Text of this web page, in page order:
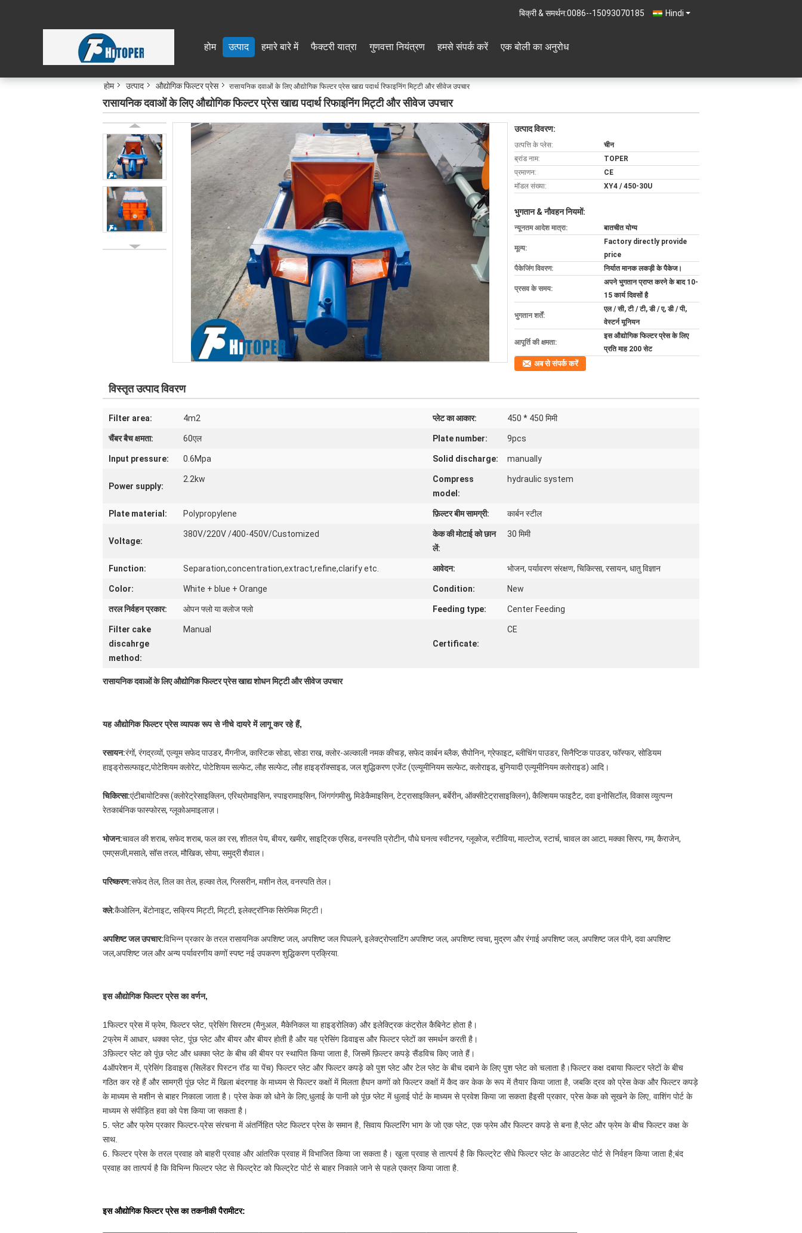
Hindi
बिक्री & समर्थन:0086--15093070185
होम उत्पाद हमारे बारे में फैक्टरी यात्रा गुणवत्ता नियंत्रण हमसे संपर्क करें एक बोली का अनुरोध
होम उत्पाद औद्योगिक फिल्टर प्रेस रासायनिक दवाओं के लिए औद्योगिक फिल्टर प्रेस खाद्य पदार्थ रिफाइनिंग मिट्टी और सीवेज उपचार
रासायनिक दवाओं के लिए औद्योगिक फिल्टर प्रेस खाद्य पदार्थ रिफाइनिंग मिट्टी और सीवेज उपचार
उत्पाद विवरण:
उत्पत्ति के प्लेस:
चीन
ब्रांड नाम:
TOPER
प्रमाणन:
CE
मॉडल संख्या:
XY4 / 450-30U
भुगतान & नौवहन नियमों:
न्यूनतम आदेश मात्रा: बातचीत योग्य
मूल्य:
Factory directly provide
price
पैकेजिंग विवरण:
निर्यात मानक लकड़ी के पैकेज।
प्रसव के समय:
अपने भुगतान प्राप्त करने के बाद 10-
15 कार्य दिवसों है
भुगतान शर्तें:
एल / सी, टी / टी, डी / ए, डी / पी,
वेस्टर्न यूनियन
आपूर्ति की क्षमता:
इस औद्योगिक फिल्टर प्रेस के लिए
प्रति माह 200 सेट
अब से संपर्क करें
विस्तृत उत्पाद विवरण
Filter area: 4m2 प्लेट का आकार: 450 * 450 मिमी
चैंबर बैच क्षमता: 60एल Plate number: 9pcs
Input pressure: 0.6Mpa Solid discharge: manually
Power supply:
2.2kw
Compress
model:
hydraulic system
Plate material: Polypropylene फ़िल्टर बीम सामग्री: कार्बन स्टील
Voltage:
380V/220V /400-450V/Customized
केक की मोटाई को छान
लें:
30 मिमी
Function: Separation,concentration,extract,refine,clarify etc. आवेदन: भोजन, पर्यावरण संरक्षण, चिकित्सा, रसायन, धातु विज्ञान
Color: White + blue + Orange Condition: New
तरल निर्वहन प्रकार: ओपन फ्लो या क्लोज फ्लो Feeding type: Center Feeding
Filter cake
discahrge
method:
Manual
Certificate:
CE
रासायनिक दवाओं के लिए औद्योगिक फिल्टर प्रेस खाद्य शोधन मिट्टी और सीवेज उपचार
यह औद्योगिक फिल्टर प्रेस व्यापक रूप से नीचे दायरे में लागू कर रहे हैं,
रसायन:रंगों, रंगद्रव्यों, एल्यूम सफेद पाउडर, मैंगनीज, कास्टिक सोडा, सोडा राख, क्लोर-अल्काली नमक कीचड़, सफेद कार्बन ब्लैक, सैपोनिन, ग्रेफाइट, ब्लीचिंग पाउडर, सिनैप्टिक पाउडर, फॉस्फर, सोडियम
हाइड्रोसल्फाइट,पोटेशियम क्लोरेट, पोटेशियम सल्फेट, लौह सल्फेट, लौह हाइड्रॉक्साइड, जल शुद्धिकरण एजेंट (एल्यूमीनियम सल्फेट, क्लोराइड, बुनियादी एल्यूमीनियम क्लोराइड) आदि।
चिकित्सा:एंटीबायोटिक्स (क्लोरेट्रेसाइक्लिन, एरिथ्रोमाइसिन, स्पाइरामाइसिन, जिंगगंगमीसु, मिडेकैमाइसिन, टेट्रासाइक्लिन, बर्बेरीन, ऑक्सीटेट्रासाइक्लिन), कैल्शियम फाइटैट, दवा इनोसिटॉल, विकास व्युत्पन्न
रेतकार्बनिक फास्फोरस, ग्लूकोअमाइलाज़।
भोजन:चावल की शराब, सफेद शराब, फल का रस, शीतल पेय, बीयर, खमीर, साइट्रिक एसिड, वनस्पति प्रोटीन, पौधे घनत्व स्वीटनर, ग्लूकोज, स्टीविया, माल्टोज, स्टार्च, चावल का आटा, मक्का सिरप, गम, कैराजेन,
एमएसजी,मसाले, सॉस तरल, मौखिक, सोया, समुद्री शैवाल।
परिष्करण:सफेद तेल, तिल का तेल, हल्का तेल, ग्लिसरीन, मशीन तेल, वनस्पति तेल।
क्ले:कैओलिन, बेंटोनाइट, सक्रिय मिट्टी, मिट्टी, इलेक्ट्रॉनिक सिरेमिक मिट्टी।
अपशिष्ट जल उपचार:विभिन्न प्रकार के तरल रासायनिक अपशिष्ट जल, अपशिष्ट जल पिघलने, इलेक्ट्रोप्लाटिंग अपशिष्ट जल, अपशिष्ट त्वचा, मुद्रण और रंगाई अपशिष्ट जल, अपशिष्ट जल पीने, दवा अपशिष्ट
जल,अपशिष्ट जल और अन्य पर्यावरणीय कणों स्पष्ट नई उपकरण शुद्धिकरण प्रक्रिया.
इस औद्योगिक फिल्टर प्रेस का वर्णन,
1फिल्टर प्रेस में फ्रेम, फिल्टर प्लेट, प्रेसिंग सिस्टम (मैनुअल, मैकेनिकल या हाइड्रोलिक) और इलेक्ट्रिक कंट्रोल कैबिनेट होता है।
2फ्रेम में आधार, धक्का प्लेट, पूंछ प्लेट और बीयर और बीयर होती है और यह प्रेसिंग डिवाइस और फिल्टर प्लेटों का समर्थन करती है।
3फ़िल्टर प्लेट को पूंछ प्लेट और धक्का प्लेट के बीच की बीयर पर स्थापित किया जाता है, जिसमें फ़िल्टर कपड़े सैंडविच किए जाते हैं।
4ऑपरेशन में, प्रेसिंग डिवाइस (सिलेंडर पिस्टन रॉड या पेंच) फिल्टर प्लेट और फिल्टर कपड़े को पुश प्लेट और टेल प्लेट के बीच दबाने के लिए पुश प्लेट को चलाता है।फिल्टर कक्ष दबाया फिल्टर प्लेटों के बीच
गठित कर रहे हैं और सामग्री पूंछ प्लेट में खिला बंदरगाह के माध्यम से फिल्टर कक्षों में मिलता हैघन कणों को फिल्टर कक्षों में कैद कर केक के रूप में तैयार किया जाता है, जबकि द्रव को प्रेस केक और फिल्टर कपड़े
के माध्यम से मशीन से बाहर निकाला जाता है। प्रेस केक को धोने के लिए,धुलाई के पानी को पूंछ प्लेट में धुलाई पोर्ट के माध्यम से प्रवेश किया जा सकता हैइसी प्रकार, प्रेस केक को सूखने के लिए, वाशिंग पोर्ट के
माध्यम से संपीड़ित हवा को पेश किया जा सकता है।
5. प्लेट और फ्रेम प्रकार फिल्टर-प्रेस संरचना में अंतर्निहित प्लेट फिल्टर प्रेस के समान है, सिवाय फिल्टरिंग भाग के जो एक प्लेट, एक फ्रेम और फिल्टर कपड़े से बना है,प्लेट और फ्रेम के बीच फिल्टर कक्ष के
साथ.
6. फिल्टर प्रेस के तरल प्रवाह को बाहरी प्रवाह और आंतरिक प्रवाह में विभाजित किया जा सकता है। खुला प्रवाह से तात्पर्य है कि फिल्ट्रेट सीधे फिल्टर प्लेट के आउटलेट पोर्ट से निर्वहन किया जाता है;बंद
प्रवाह का तात्पर्य है कि विभिन्न फिल्टर प्लेट से फिल्ट्रेट को फिल्ट्रेट पोर्ट से बाहर निकाले जाने से पहले एकत्र किया जाता है.
इस औद्योगिक फिल्टर प्रेस का तकनीकी पैरामीटर: